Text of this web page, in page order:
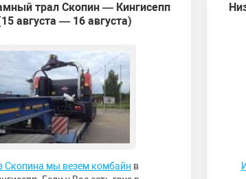
трал Скопин — Кингисепп
августа — 16 августа)
Скопина мы везем комбайн в